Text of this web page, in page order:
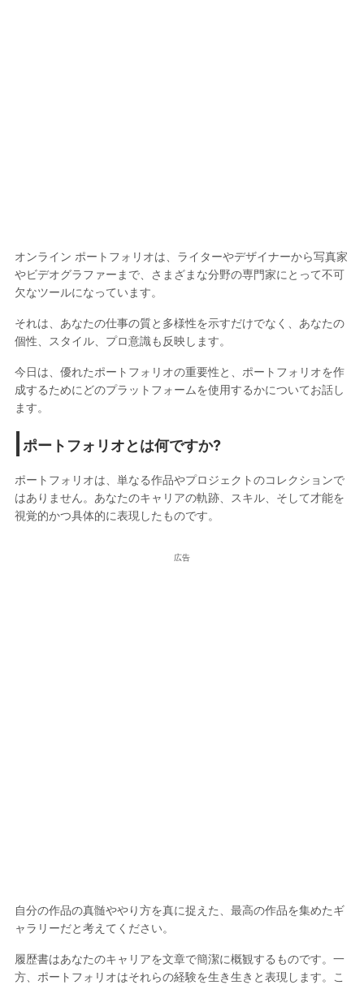
オンライン ポートフォリオは、ライターやデザイナーから写真家
やビデオグラファーまで、さまざまな分野の専門家にとって不可
欠なツールになっています。
それは、あなたの仕事の質と多様性を示すだけでなく、あなたの
個性、スタイル、プロ意識も反映します。
今日は、優れたポートフォリオの重要性と、ポートフォリオを作
成するためにどのプラットフォームを使用するかについてお話し
ます。
ポートフォリオとは何ですか?
ポートフォリオは、単なる作品やプロジェクトのコレクションで
はありません。あなたのキャリアの軌跡、スキル、そして才能を
視覚的かつ具体的に表現したものです。
広告
自分の作品の真髄ややり方を真に捉えた、最高の作品を集めたギ
ャラリーだと考えてください。
履歴書はあなたのキャリアを文章で簡潔に概観するものです。一
方、ポートフォリオはそれらの経験を生き生きと表現します。こ